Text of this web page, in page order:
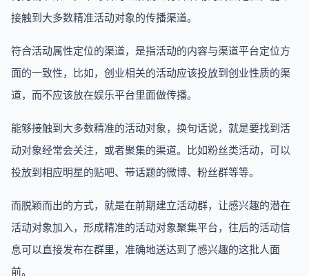
接触到大多数精准活动对象的传播渠道。
符合活动属性定位的渠道，是指活动的内容与渠道平台定位方
面的一致性，比如，创业相关的活动应该投放到创业性质的渠
道，而不应该放在娱乐平台里面做传播。
能够接触到大多数精准的活动对象，换句话说，就是要找到活
动对象经常会关注，或者聚集的渠道。比如粉丝类活动，可以
投放到相应明星的贴吧、带话题的微博、粉丝群等等。
而脱颖而出的方式，就是在前期建立活动群，让感兴趣的潜在
活动对象加入，形成精准的活动对象聚集平台，往后的活动信
息可以直接发布在群里，准确地送达到了感兴趣的这批人面
前。